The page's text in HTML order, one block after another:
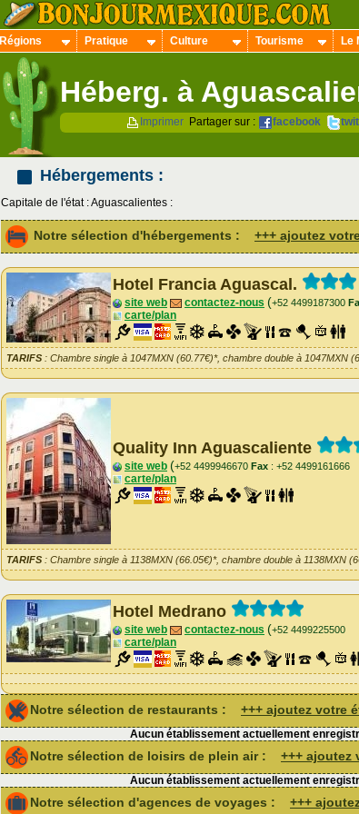
Régions Pratique Culture Tourisme Le
Héberg. à
Imprimer Partager sur : facebook
Hébergements :
Capitale de l'état : Aguascalientes :
Notre sélection d'hébergements : +++ ajoutez
Hotel Francia Aguascal.
site web contactez-nous (+52 4499187300
carte/plan
TARIFS : Chambre single à 1047MXN (60.77€)*, chambre double à 1047MXN
Quality Inn Aguascaliente
site web (+52 4499946670 Fax : +52 4499161666
carte/plan
TARIFS : Chambre single à 1138MXN (66.05€)*, chambre double à 1138MXN
Hotel Medrano
site web contactez-nous (+52 4499225500
carte/plan
Notre sélection de restaurants : +++ ajoutez votre
Aucun établissement actuellement
Notre sélection de loisirs de plein air : +++ ajoutez
Aucun établissement actuellement
Notre sélection d'agences de voyages : +++